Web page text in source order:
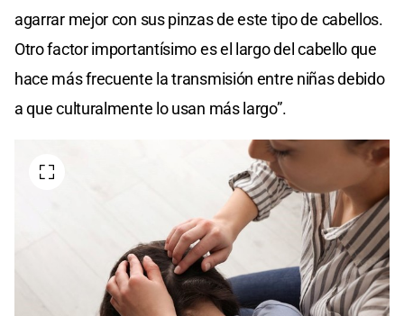
agarrar mejor con sus pinzas de este tipo de cabellos.
Otro factor importantísimo es el largo del cabello que
hace más frecuente la transmisión entre niñas debido
a que culturalmente lo usan más largo”.